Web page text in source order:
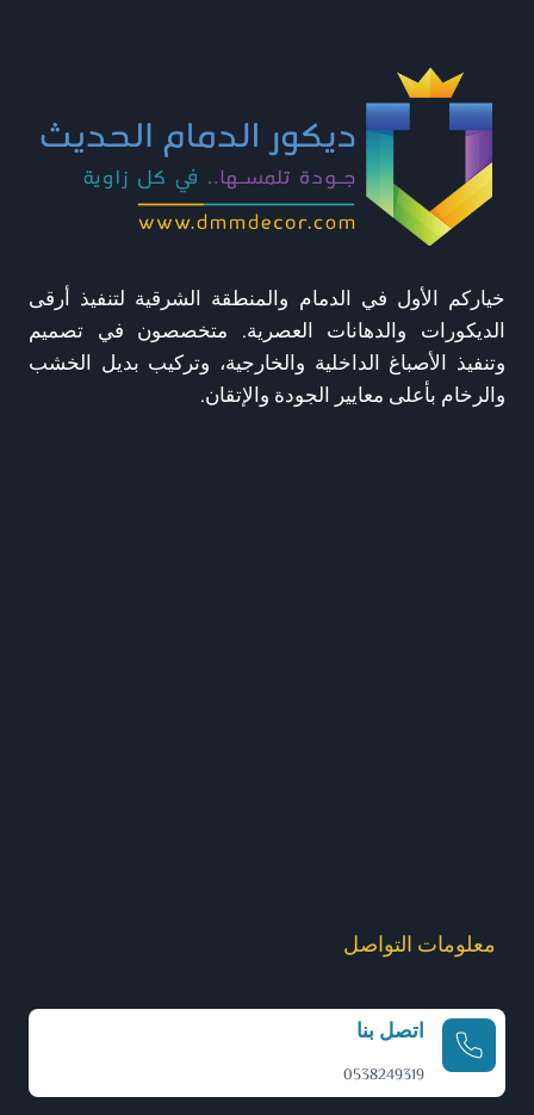
خياركم الأول في الدمام والمنطقة الشرقية لتنفيذ أرقى
الديكورات والدهانات العصرية. متخصصون في تصميم
وتنفيذ الأصباغ الداخلية والخارجية، وتركيب بديل الخشب
والرخام بأعلى معايير الجودة والإتقان.
معلومات التواصل
اتصل بنا
0538249319